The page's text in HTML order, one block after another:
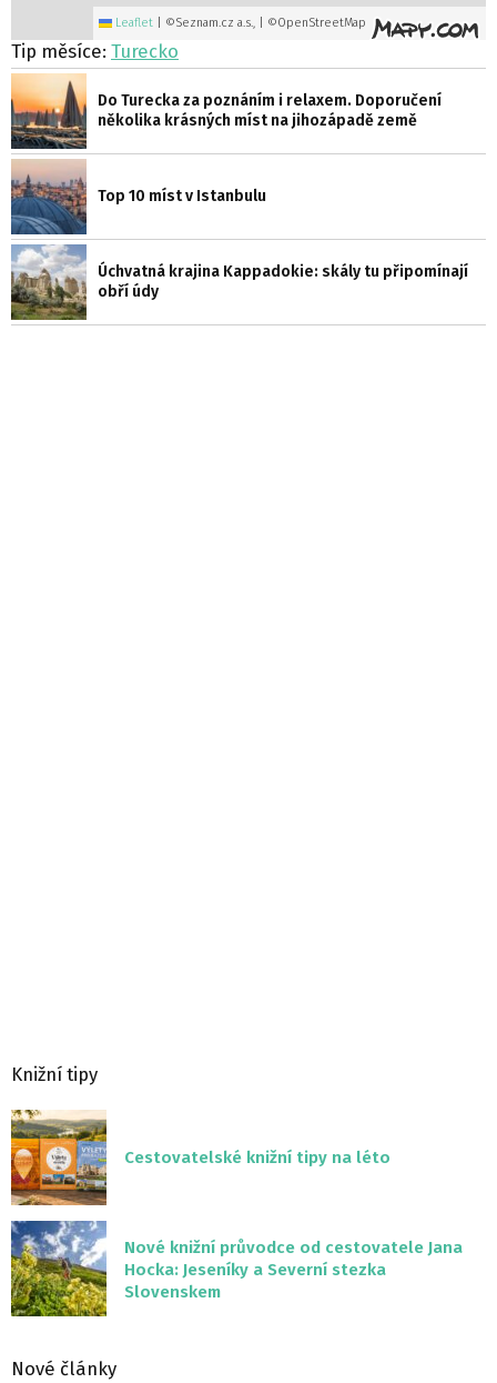
Leaflet ©Seznam.cz a.s., | ©OpenStreetMap
Tip měsíce: Turecko
Do Turecka za poznáním i relaxem. Doporučení
několika krásných míst na jihozápadě země
Top 10 míst v Istanbulu
Úchvatná krajina Kappadokie: skály tu připomínají
obří údy
Knižní tipy
Cestovatelské knižní tipy na léto
Nové knižní průvodce od cestovatele Jana
Hocka: Jeseníky a Severní stezka
Slovenskem
Nové články